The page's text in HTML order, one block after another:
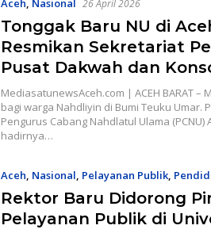
Aceh, Nasional 26 April 2026
Tonggak Baru NU di
Resmikan Sekretariat
Pusat Dakwah dan
MediasatunewsAceh.com | ACEH BARAT
bagi warga Nahdliyin di Bumi Teuku Umar.
Pengurus Cabang Nahdlatul Ulama
hadirnya…
Aceh, Nasional, Pelayanan Publik,
Rektor Baru Didorong
Pelayanan Publik di